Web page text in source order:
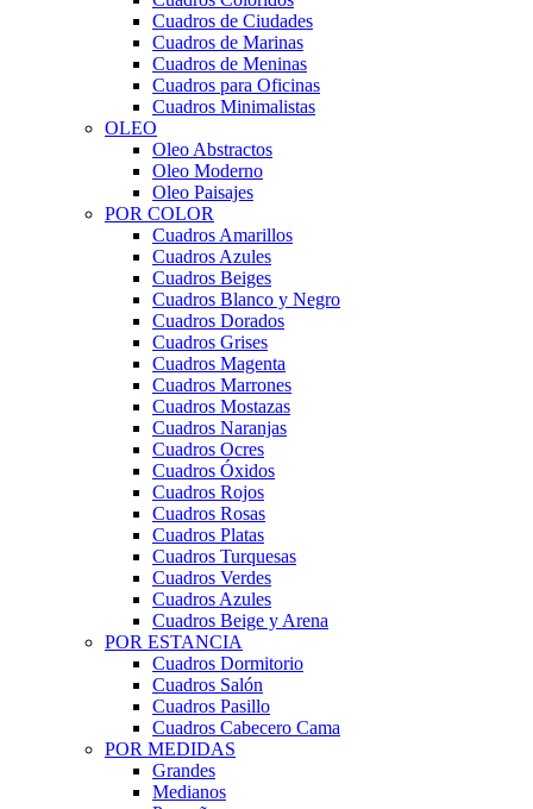
Cuadros de Ciudades
Cuadros de Marinas
Cuadros de Meninas
Cuadros para Oficinas
Cuadros Minimalistas
OLEO
Oleo Abstractos
Oleo Moderno
Oleo Paisajes
POR COLOR
Cuadros Amarillos
Cuadros Azules
Cuadros Beiges
Cuadros Blanco y Negro
Cuadros Dorados
Cuadros Grises
Cuadros Magenta
Cuadros Marrones
Cuadros Mostazas
Cuadros Naranjas
Cuadros Ocres
Cuadros Óxidos
Cuadros Rojos
Cuadros Rosas
Cuadros Platas
Cuadros Turquesas
Cuadros Verdes
Cuadros Azules
Cuadros Beige y Arena
POR ESTANCIA
Cuadros Dormitorio
Cuadros Salón
Cuadros Pasillo
Cuadros Cabecero Cama
POR MEDIDAS
Grandes
Medianos